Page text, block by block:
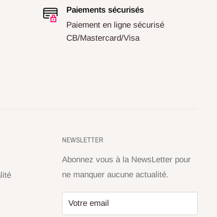
Paiements sécurisés
Paiement en ligne sécurisé
CB/Mastercard/Visa
NEWSLETTER
Abonnez vous à la NewsLetter pour
ne manquer aucune actualité.
Votre email